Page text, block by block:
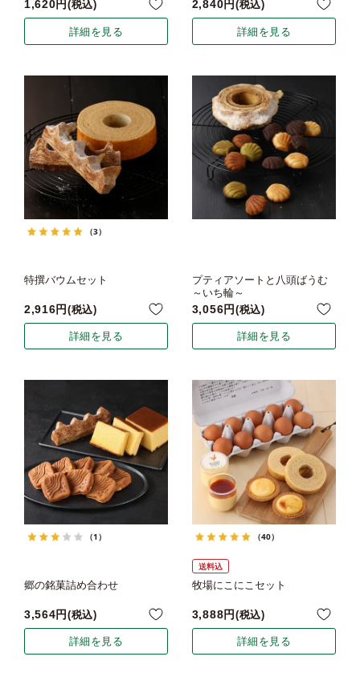
1,620 税込
詳細を見る
2,840 税込
詳細を見る
（3）
特撰バウムセット
2,916 税込
詳細を見る
プティアソートと八頭ばうむ
～いち輪～
3,056 税込
詳細を見る
（1）
郷の銘菓詰め合わせ
3,564 税込
詳細を見る
（40）
送料込
牧場にこにこセット
3,888 税込
詳細を見る